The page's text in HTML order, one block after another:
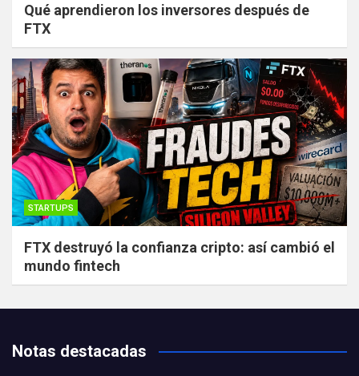
Qué aprendieron los inversores después de
FTX
STARTUPS
FTX destruyó la confianza cripto: así cambió el
mundo fintech
Notas destacadas